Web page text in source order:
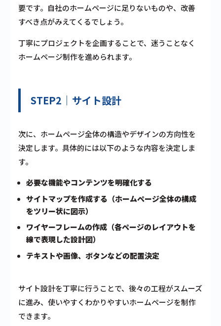
要です。自社のホームページに足りないものや、改善
すべき点がみえてくるでしょう。
丁寧にプロジェクトを企画することで、迷うことなく
ホームページ制作を進められます。
STEP2｜サイト設計
次に、ホームページ全体の構造やデザインの方向性を
決定します。具体的には以下のような内容を決定しま
す。
必要な機能やコンテンツを明確化する
サイトマップを作成する（ホームページ全体の構成
をツリー状に図示）
ワイヤーフレームの作成（各ページのレイアウトを
線で表現した設計図）
テキストや画像、ボタンなどの配置決定
サイト設計を丁寧に行うことで、後々の工程がスムーズ
に進み、使いやすくわかりやすいホームページを制作
できます。